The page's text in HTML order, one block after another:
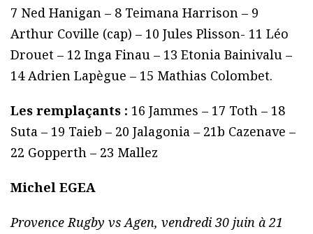
7 Ned Hanigan – 8 Teimana Harrison – 9
Arthur Coville (cap) – 10 Jules Plisson- 11 Léo
Drouet – 12 Inga Finau – 13 Etonia Bainivalu –
14 Adrien Lapègue – 15 Mathias Colombet.
Les remplaçants : 16 Jammes – 17 Toth – 18
Suta – 19 Taieb – 20 Jalagonia – 21b Cazenave –
22 Gopperth – 23 Mallez
Michel EGEA
Provence Rugby vs Agen, vendredi 30 juin à 21